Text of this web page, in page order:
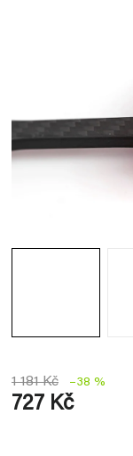
1 181 Kč –38 %
727 Kč